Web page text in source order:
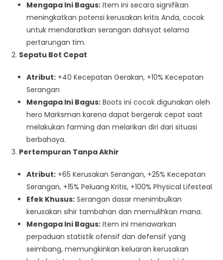
Mengapa Ini Bagus:Item ini secara signifikan
meningkatkan potensi kerusakan kritis Anda, cocok
untuk mendaratkan serangan dahsyat selama
pertarungan tim.
Sepatu Bot Cepat
Atribut:+40 Kecepatan Gerakan, +10% Kecepatan
Serangan
Mengapa Ini Bagus:Boots ini cocok digunakan oleh
hero Marksman karena dapat bergerak cepat saat
melakukan farming dan melarikan diri dari situasi
berbahaya.
Pertempuran Tanpa Akhir
Atribut:+65 Kerusakan Serangan, +25% Kecepatan
Serangan, +15% Peluang Kritis, +100% Physical Lifesteal
Efek Khusus:Serangan dasar menimbulkan
kerusakan sihir tambahan dan memulihkan mana.
Mengapa Ini Bagus:Item ini menawarkan
perpaduan statistik ofensif dan defensif yang
seimbang, memungkinkan keluaran kerusakan